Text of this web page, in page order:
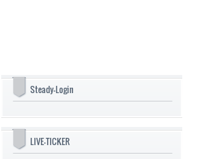
Steady-Login
LIVE-TICKER